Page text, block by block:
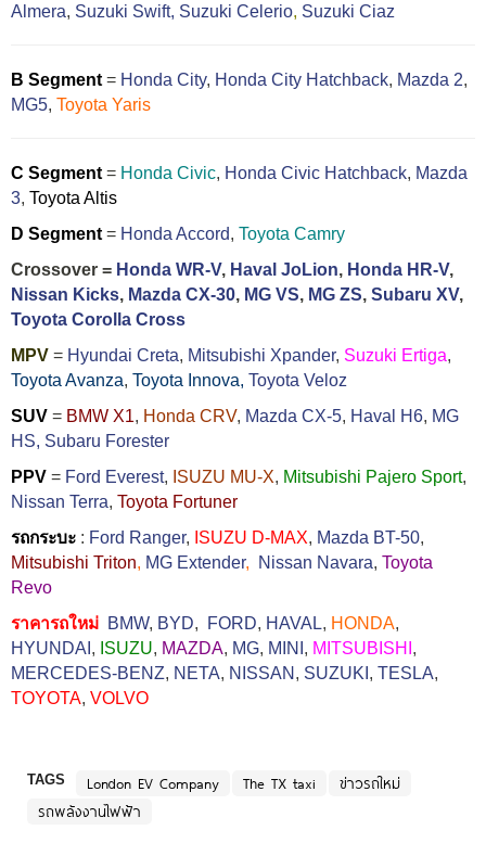
Almera, Suzuki Swift, Suzuki Celerio, Suzuki Ciaz
B Segment = Honda City, Honda City Hatchback, Mazda 2,
MG5, Toyota Yaris
C Segment = Honda Civic, Honda Civic Hatchback, Mazda
3, Toyota Altis
D Segment = Honda Accord, Toyota Camry
Crossover = Honda WR-V, Haval JoLion, Honda HR-V,
Nissan Kicks, Mazda CX-30, MG VS, MG ZS, Subaru XV,
Toyota Corolla Cross
MPV = Hyundai Creta, Mitsubishi Xpander, Suzuki Ertiga,
Toyota Avanza, Toyota Innova, Toyota Veloz
SUV = BMW X1, Honda CRV, Mazda CX-5, Haval H6, MG
HS, Subaru Forester
PPV = Ford Everest, ISUZU MU-X, Mitsubishi Pajero Sport,
Nissan Terra, Toyota Fortuner
รถกระบะ : Ford Ranger, ISUZU D-MAX, Mazda BT-50,
Mitsubishi Triton, MG Extender, Nissan Navara, Toyota
Revo
ราคารถใหม่ BMW, BYD, FORD, HAVAL, HONDA,
HYUNDAI , ISUZU, MAZDA, MG, MINI , MITSUBISHI ,
MERCEDES-BENZ, NETA, NISSAN , SUZUKI , TESLA,
TOYOTA, VOLVO
TAGS London EV Company The TX taxi
ข่าวรถใหม่
รถพลังงานไฟฟ้า